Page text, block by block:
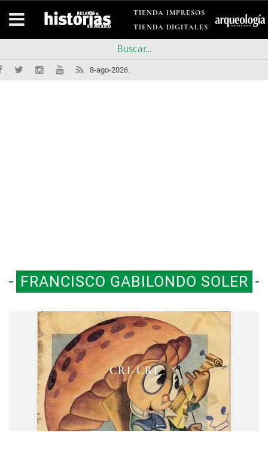
TIENDA IMPRESOS
TIENDA DIGITALES
8-ago-2026.
FRANCISCO GABILONDO SOLER
CRI-CRI